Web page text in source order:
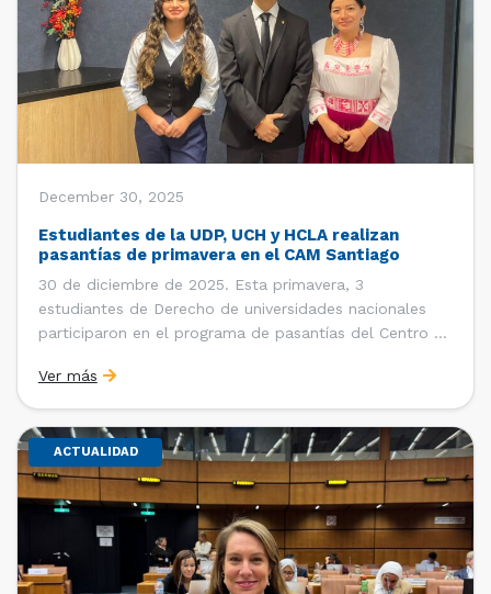
December 30, 2025
Estudiantes de la UDP, UCH y HCLA realizan
pasantías de primavera en el CAM Santiago
30 de diciembre de 2025. Esta primavera, 3
estudiantes de Derecho de universidades nacionales
participaron en el programa de pasantías del Centro de
de Santiago (CCS). Entre el 3 de noviembre y el 30 de
diciembre realizaron su pasantía Ingrid Ivania […]
Ver más
ACTUALIDAD